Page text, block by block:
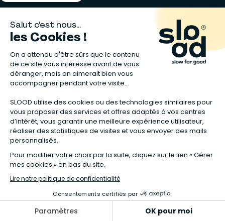
Matelas naturels⋅Graines bio⋅ Lits bébés en bois⋅Déodorant bio⋅Sapin
en bois⋅Complement alimentaire naturel
Calendrier de l’Avent gourmand⋅Couche bio⋅Anti-nuisible⋅Poeles
Ventilateurs de plafond
dans la fiche produit. Tous les codes promos applicables sur Slood sont
**Valable sur les chambres complètes Sauthon taguées en Offre
spéciale :
voir la sélection de l'offre